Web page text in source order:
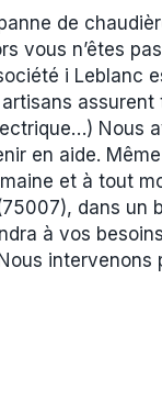
de
vous n’êtes
i Leblanc
Nous
en aide.
et à tout
dans un
à vos
intervenons